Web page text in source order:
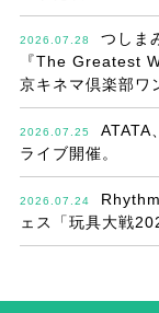
2026.07.28
つしま
『The Greatest
京キネマ倶楽部ワ
2026.07.25
ATATA
ライブ開催。
2026.07.24
ェス「玩具大戦